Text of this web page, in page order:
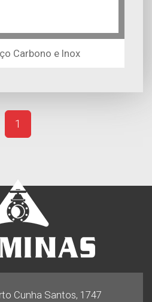
Carbono e Inox
1
Cunha Santos, 1747